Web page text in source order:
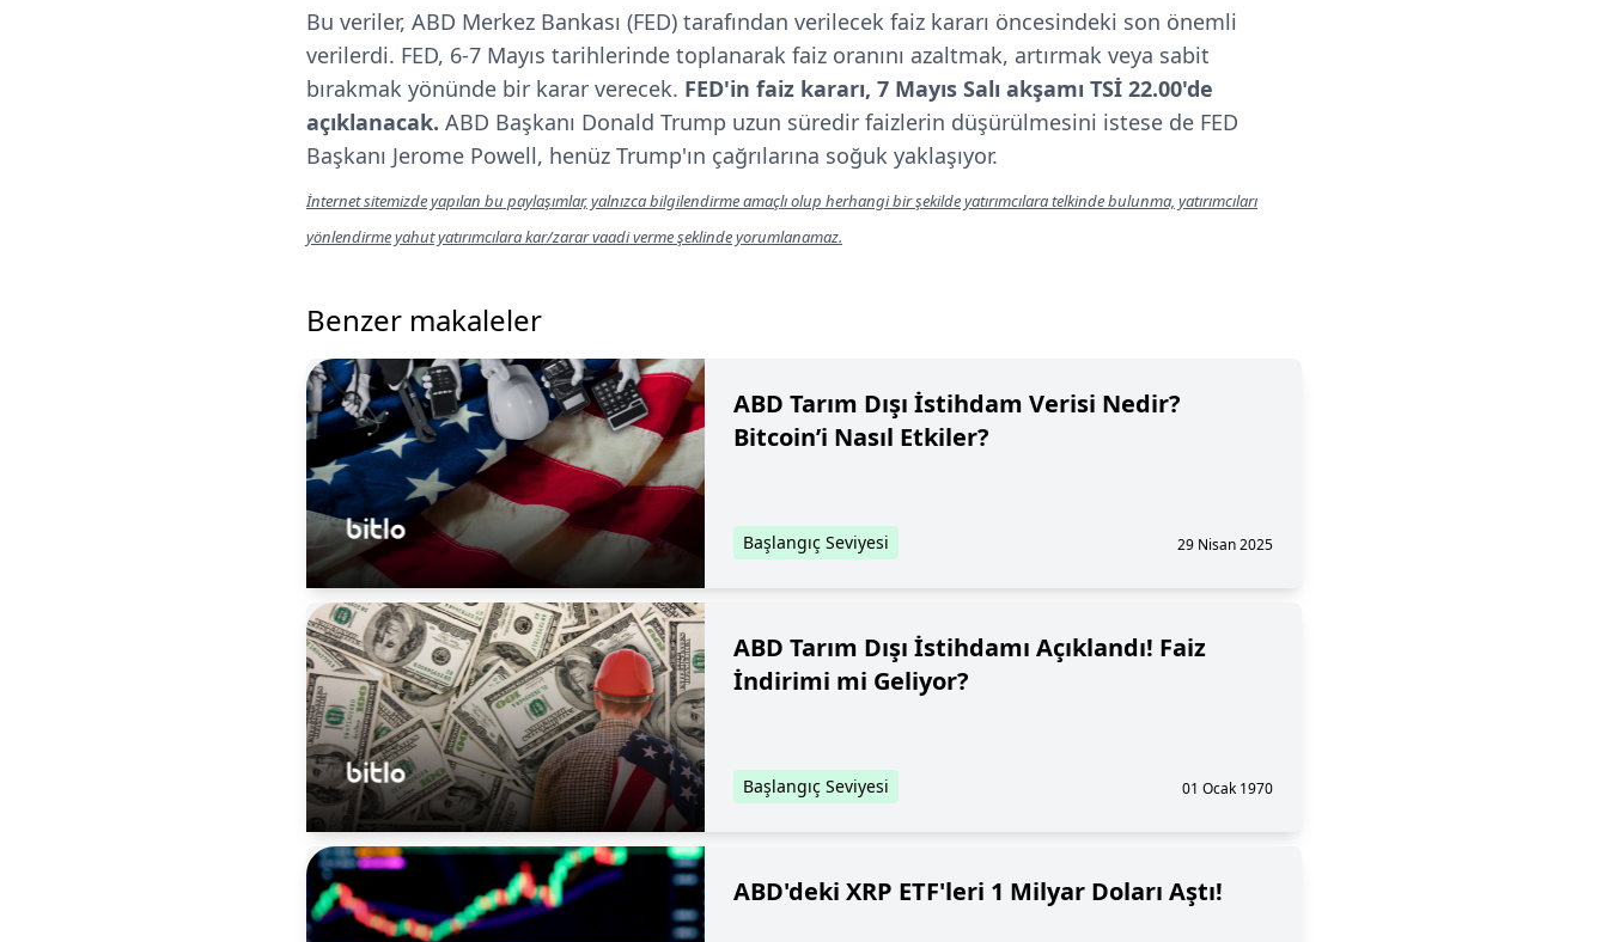
Bu veriler, ABD Merkez Bankası (FED) tarafından verilecek faiz kararı öncesindeki son önemli
verilerdi. FED, 6-7 Mayıs tarihlerinde toplanarak faiz oranını azaltmak, artırmak veya sabit
bırakmak yönünde bir karar verecek. FED'in faiz kararı, 7 Mayıs Salı akşamı TSİ 22.00'de
açıklanacak. ABD Başkanı Donald Trump uzun süredir faizlerin düşürülmesini istese de FED
Başkanı Jerome Powell, henüz Trump'ın çağrılarına soğuk yaklaşıyor.
İnternet sitemizde yapılan bu paylaşımlar, yalnızca bilgilendirme amaçlı olup herhangi bir şekilde yatırımcılara telkinde bulunma, yatırımcıları
yönlendirme yahut yatırımcılara kar/zarar vaadi verme şeklinde yorumlanamaz.
Benzer makaleler
ABD Tarım Dışı İstihdam Verisi Nedir?
Bitcoin’i Nasıl Etkiler?
Başlangıç Seviyesi 29 Nisan 2025
ABD Tarım Dışı İstihdamı Açıklandı! Faiz
İndirimi mi Geliyor?
Başlangıç Seviyesi 01 Ocak 1970
ABD'deki XRP ETF'leri 1 Milyar Doları Aştı!